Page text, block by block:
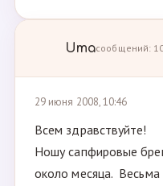
Umaсообщений:
29 июня 2008, 10:46
Всем здравствуйте!
Ношу сапфировые
около месяца. Весьма